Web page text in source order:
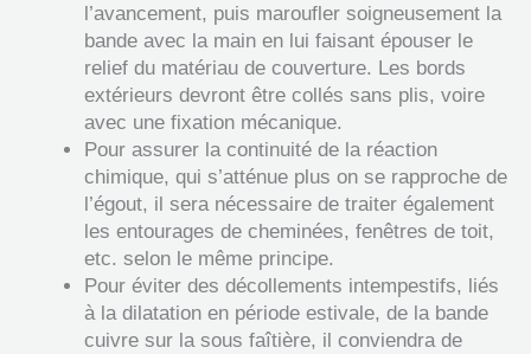
l’avancement, puis maroufler soigneusement la
bande avec la main en lui faisant épouser le
relief du matériau de couverture. Les bords
extérieurs devront être collés sans plis, voire
avec une fixation mécanique.
Pour assurer la continuité de la réaction
chimique, qui s’atténue plus on se rapproche de
l’égout, il sera nécessaire de traiter également
les entourages de cheminées, fenêtres de toit,
etc. selon le même principe.
Pour éviter des décollements intempestifs, liés
à la dilatation en période estivale, de la bande
cuivre sur la sous faîtière, il conviendra de